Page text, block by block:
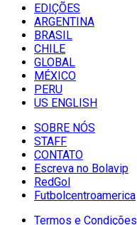
EDIÇÕES
ARGENTINA
BRASIL
CHILE
GLOBAL
MÉXICO
PERU
US ENGLISH
SOBRE NÓS
STAFF
CONTATO
Escreva no Bolavip
RedGol
Futbolcentroamerica
Termos e Condições